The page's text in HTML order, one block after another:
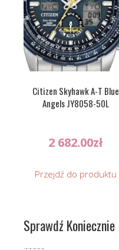
Citizen Skyhawk A-T Blue
Angels JY8058-50L
2 682.00zł
Przejdź do produktu
Sprawdź Koniecznie